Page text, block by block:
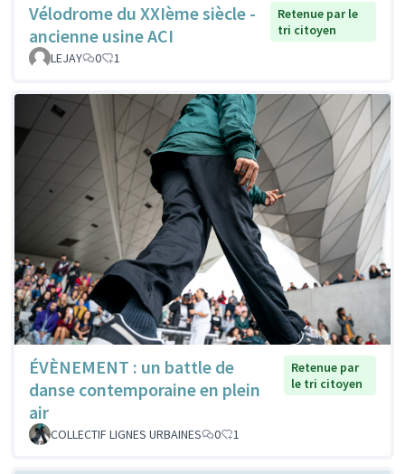
Vélodrome du XXIème siècle -
ancienne usine ACI
Retenue par le
tri citoyen
LEJAY
0 1
ÉVÈNEMENT : un battle de
danse contemporaine en plein
air
Retenue par
le tri citoyen
COLLECTIF LIGNES URBAINES 0 1